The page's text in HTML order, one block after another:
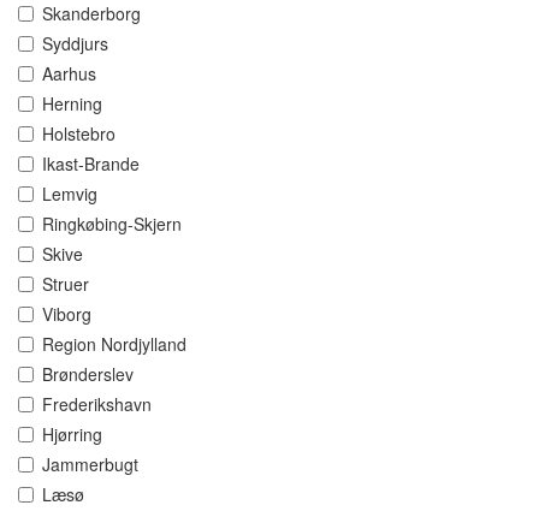
Skanderborg
Syddjurs
Aarhus
Herning
Holstebro
Ikast-Brande
Lemvig
Ringkøbing-Skjern
Skive
Struer
Viborg
Region Nordjylland
Brønderslev
Frederikshavn
Hjørring
Jammerbugt
Læsø